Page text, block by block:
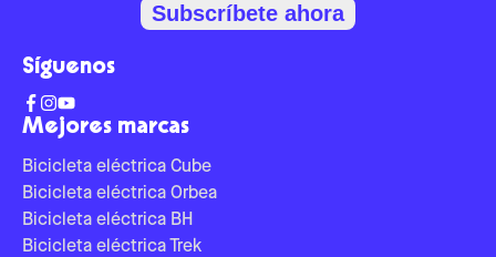
Mejores marcas
Bicicleta eléctrica Cube
Bicicleta eléctrica Orbea
Bicicleta eléctrica BH
Bicicleta eléctrica Trek
Subscríbete ahora
Síguenos